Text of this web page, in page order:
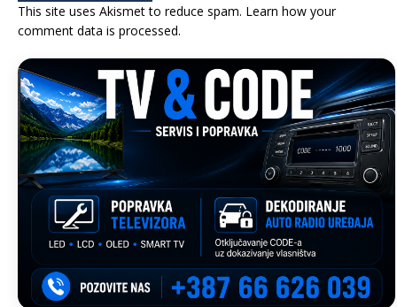
This site uses Akismet to reduce spam. Learn how your
comment data is processed.